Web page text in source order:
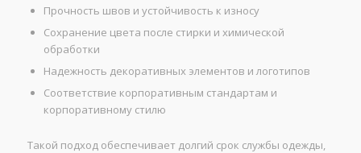
Прочность швов и устойчивость к износу
Сохранение цвета после стирки и химической
обработки
Надежность декоративных элементов и логотипов
Соответствие корпоративным стандартам и
корпоративному стилю
Такой подход обеспечивает долгий срок службы одежды,